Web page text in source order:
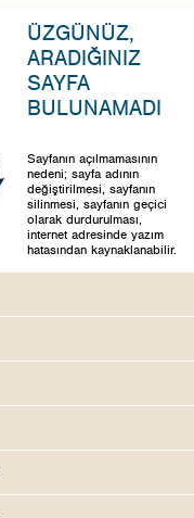
ÜZGÜNÜZ,
ARADIĞINIZ
SAYFA
BULUNAMADI
Sayfanın açılmamasının
nedeni; sayfa adının
değiştirilmesi, sayfanın
silinmesi, sayfanın geçici
olarak durdurulması,
internet adresinde yazım
hatasından kaynaklanabilir.